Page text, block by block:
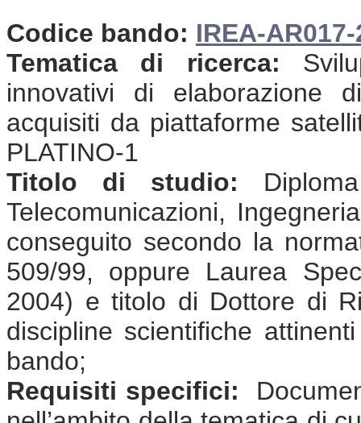
Codice bando: IREA-
Tematica di ricerca:
innovativi di elaborazione
acquisiti da piattaforme
PLATINO-1
Titolo di studio:
Telecomunicazioni,
conseguito secondo la
509/99, oppure Laurea
2004) e titolo di Dottore di
discipline scientifiche
bando;
Requisiti specifici: